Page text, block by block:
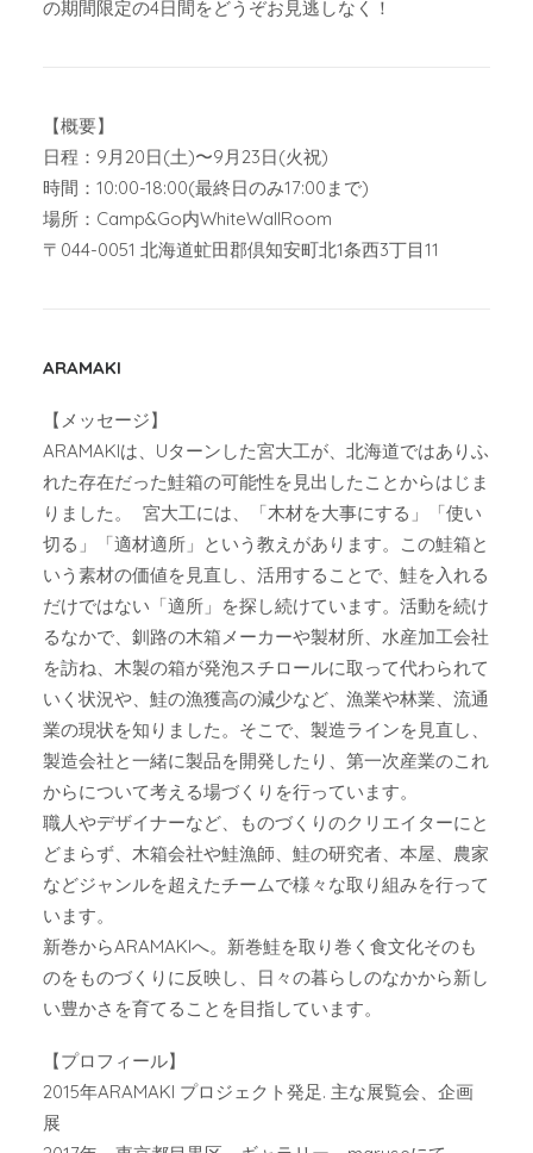
の期間限定の4日間をどうぞお見逃しなく！
【概要】
日程：9月20日(土)〜9月23日(火祝)
時間：10:00-18:00(最終日のみ17:00まで)
場所：Camp&Go内WhiteWallRoom
〒044-0051 北海道虻田郡倶知安町北1条西3丁目11
ARAMAKI
【メッセージ】
ARAMAKIは、Uターンした宮大工が、北海道ではありふ
れた存在だった鮭箱の可能性を見出したことからはじま
りました。 宮大工には、「木材を大事にする」「使い
切る」「適材適所」という教えがあります。この鮭箱と
いう素材の価値を見直し、活用することで、鮭を入れる
だけではない「適所」を探し続けています。活動を続け
るなかで、釧路の木箱メーカーや製材所、水産加工会社
を訪ね、木製の箱が発泡スチロールに取って代わられて
いく状況や、鮭の漁獲高の減少など、漁業や林業、流通
業の現状を知りました。そこで、製造ラインを見直し、
製造会社と一緒に製品を開発したり、第一次産業のこれ
からについて考える場づくりを行っています。
職人やデザイナーなど、ものづくりのクリエイターにと
どまらず、木箱会社や鮭漁師、鮭の研究者、本屋、農家
などジャンルを超えたチームで様々な取り組みを行って
います。
新巻からARAMAKIへ。新巻鮭を取り巻く食文化そのも
のをものづくりに反映し、日々の暮らしのなかから新し
い豊かさを育てることを目指しています。
【プロフィール】
2015年ARAMAKI プロジェクト発足. 主な展覧会、企画
展